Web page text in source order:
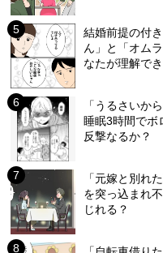
結婚前提の付
ん」と「オム
なたが理解で
「うるさいか
睡眠3時間で
反撃なるか？
「元嫁と別れ
を突っ込まれ
じれる？